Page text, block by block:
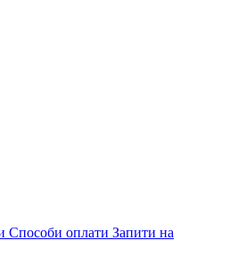
Способи оплати Запити на